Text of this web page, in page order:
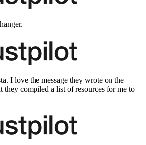
I love the message they wrote on the
they compiled a list of resources for me to